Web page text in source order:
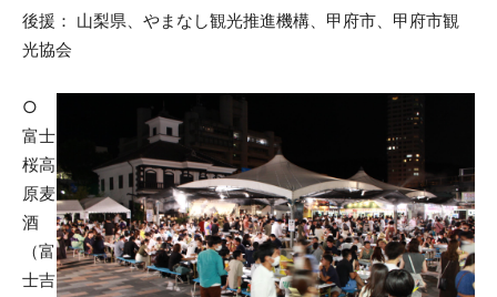
後援： 山梨県、やまなし観光推進機構、甲府市、甲府市観
光協会
○
富士
桜高
原麦
酒
（富
士吉